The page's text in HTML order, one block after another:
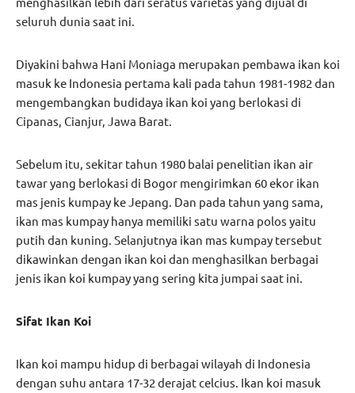
seluruh dunia saat ini.
Diyakini bahwa Hani Moniaga merupakan pembawa ikan koi
masuk ke Indonesia pertama kali pada tahun 1981-1982 dan
mengembangkan budidaya ikan koi yang berlokasi di
Cipanas, Cianjur, Jawa Barat.
Sebelum itu, sekitar tahun 1980 balai penelitian ikan air
tawar yang berlokasi di Bogor mengirimkan 60 ekor ikan
mas jenis kumpay ke Jepang. Dan pada tahun yang sama,
ikan mas kumpay hanya memiliki satu warna polos yaitu
putih dan kuning. Selanjutnya ikan mas kumpay tersebut
dikawinkan dengan ikan koi dan menghasilkan berbagai
jenis ikan koi kumpay yang sering kita jumpai saat ini.
Sifat Ikan Koi
Ikan koi mampu hidup di berbagai wilayah di Indonesia
dengan suhu antara 17-32 derajat celcius. Ikan koi masuk